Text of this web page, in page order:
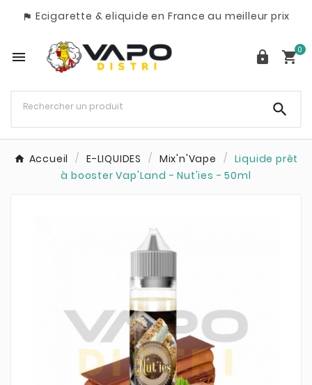
 Ecigarette & eliquide en France au meilleur prix
  0

Accueil E-LIQUIDES Mix'n'Vape
Liquide prêt
à booster Vap'Land - Nut'ies - 50ml